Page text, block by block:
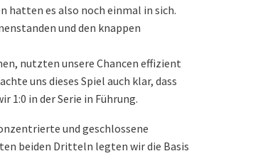
hatten es also noch einmal in sich.
und den knappen
nutzten unsere Chancen effizient
uns dieses Spiel auch klar, dass
1:0 in der Serie in Führung.
und geschlossene
beiden Dritteln legten wir die Basis